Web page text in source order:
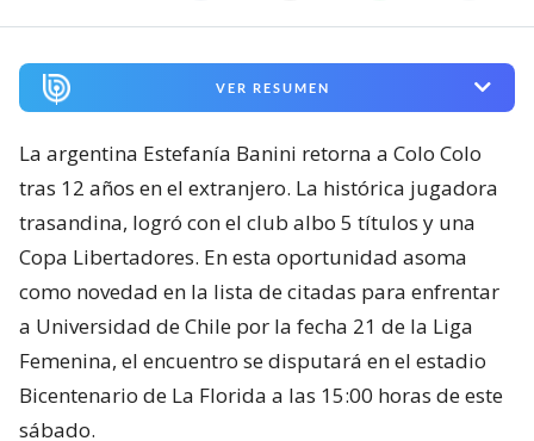
VER RESUMEN
La argentina Estefanía Banini retorna a Colo Colo
tras 12 años en el extranjero. La histórica jugadora
trasandina, logró con el club albo 5 títulos y una
Copa Libertadores. En esta oportunidad asoma
como novedad en la lista de citadas para enfrentar
a Universidad de Chile por la fecha 21 de la Liga
Femenina, el encuentro se disputará en el estadio
Bicentenario de La Florida a las 15:00 horas de este
sábado.